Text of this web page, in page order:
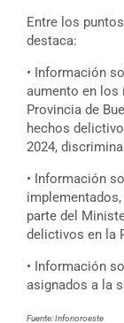
Entre los
destaca:
• Información
aumento en los
Provincia de
hechos
2024,
• Información
parte del
delictivos en la
• Información
asignados a la
Fuente: Infonoroeste